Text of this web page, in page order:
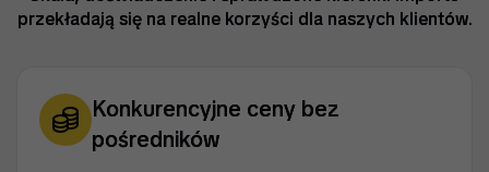
przekładają się na realne korzyści dla naszych klientów.
Konkurencyjne ceny bez
pośredników